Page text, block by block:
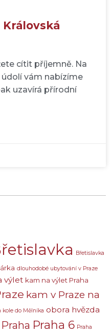
cítit příjemně. Na
údolí vám nabízíme
uzavírá přírodní
Břetislavka
dlouhodobé ubytování v Praze
výlet kam na výlet Praha
kam v Praze na
kole do Mělníka obora hvězda
Praha Praha 6 Praha